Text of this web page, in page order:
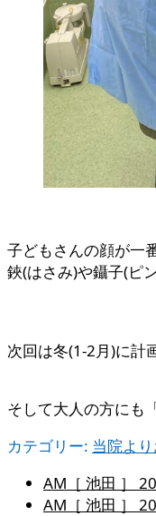
子どもさんの顔が
鋏(はさみ)や鑷子(ピ
次回は冬(1-2月)に計
そして大人の方にも
カテゴリー: 当院よ
AM［ 池田 ］
AM［ 池田 ］